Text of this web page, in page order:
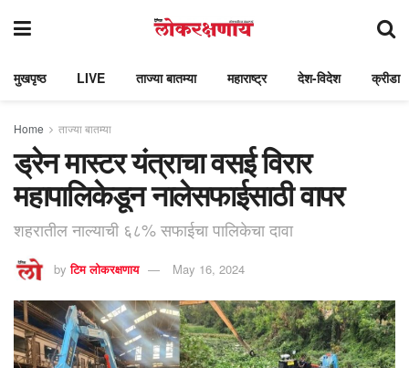
मुखपृष्ठ LIVE ताज्या बातम्या महाराष्ट्र देश-विदेश क्रीडा
Home ताज्या बातम्या
ड्रेन मास्टर यंत्राचा वसई विरार
महापालिकेडून नालेसफाईसाठी वापर
शहरातील नाल्याची ६८% सफाईचा पालिकेचा दावा
by टिम लोकरक्षणाय May 16, 2024